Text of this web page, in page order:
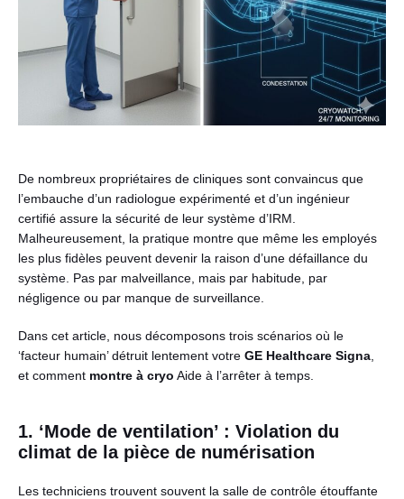
Français
De nombreux propriétaires de cliniques sont convaincus que
l’embauche d’un radiologue expérimenté et d’un ingénieur
certifié assure la sécurité de leur système d’IRM.
Malheureusement, la pratique montre que même les employés
les plus fidèles peuvent devenir la raison d’une défaillance du
système. Pas par malveillance, mais par habitude, par
négligence ou par manque de surveillance.
Dans cet article, nous décomposons trois scénarios où le
‘facteur humain’ détruit lentement votre GE Healthcare Signa
et comment montre à cryo Aide à l’arrêter à temps.
1. ‘Mode de ventilation’ : Violation du
climat de la pièce de numérisation
Les techniciens trouvent souvent la salle de contrôle étouffante